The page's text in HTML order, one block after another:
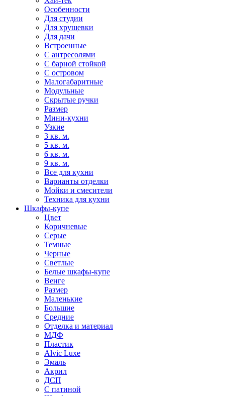
Особенности
Для студии
Для хрущевки
Для дачи
Встроенные
С антресолями
С барной стойкой
С островом
Малогабаритные
Модульные
Скрытые ручки
Размер
Мини-кухни
Узкие
3 кв. м.
5 кв. м.
6 кв. м.
9 кв. м.
Все для кухни
Варианты отделки
Мойки и смесители
Техника для кухни
Шкафы-купе
Цвет
Коричневые
Серые
Темные
Черные
Светлые
Белые шкафы-купе
Венге
Размер
Маленькие
Большие
Средние
Отделка и материал
МДФ
Пластик
Alvic Luxe
Эмаль
Акрил
ДСП
С патиной